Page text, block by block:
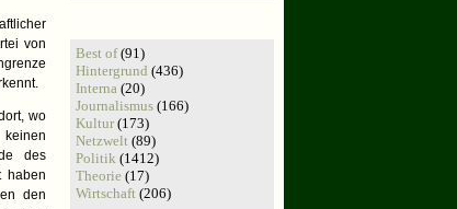
von
wo
des
haben
den
Best of(91)
Hintergrund (436)
Interna (20)
Journalismus (166)
Kultur(173)
Netzwelt (89)
Politik (1412)
Theorie (17)
Wirtschaft (206)